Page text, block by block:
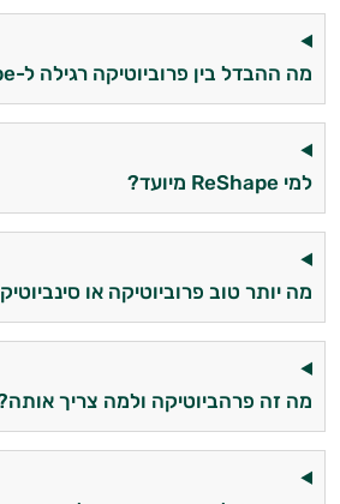
מה ההבדל בין פרוביוטיקה רגילה ל-ReShape?
למי ReShape מיועד?
מה יותר טוב פרוביוטיקה או
מה זה פרהביוטיקה ולמה צריך